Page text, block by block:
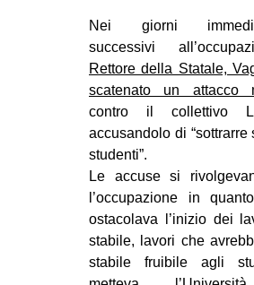
PRECARIATO
REPRESSIONE
STUDENTI
CULTURE
ARTE
CINEMA
MUSICA
Nei giorni
successivi
Rettore della Statale,
scatenato un attacco
contro il collettivo
accusandolo di “sottrarre
studenti”.
Le accuse si
l’occupazione in
ostacolava l’inizio dei
stabile, lavori che
stabile fruibile agli